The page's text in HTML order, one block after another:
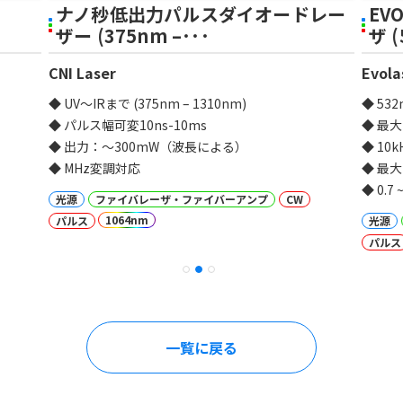
ナノ秒低出力パルスダイオードレー
ザー (375nm –･･･
CNI Laser
◆ UV～IRまで (375nm – 1310nm)
◆ パルス幅可変10ns-10ms
◆ 出力：～300mW（波長による）
◆ MHz変調対応
光源 ファイバレーザ・ファイバーアンプ
CW
パルス
1064nm
ザ
◆
◆ 最大
◆
◆ 最
◆ 0.7
光源
パルス
一覧に戻る